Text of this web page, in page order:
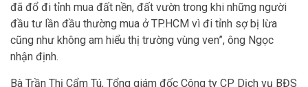
đã đổ đi tỉnh mua đất nền, đất vườn trong khi những người
đầu tư lần đầu thường mua ở TP.HCM vì đi tỉnh sợ bị lừa
cũng như không am hiểu thị trường vùng ven”, ông Ngọc
nhận định.
Bà Trần Thị Cẩm Tú, Tổng giám đốc Công ty CP Dịch vụ BĐS